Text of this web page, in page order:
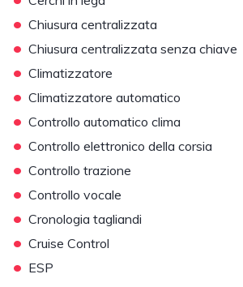
• Chiusura centralizzata
• Chiusura centralizzata senza chiave
• Climatizzatore
• Climatizzatore automatico
• Controllo automatico clima
• Controllo elettronico della corsia
• Controllo trazione
• Controllo vocale
• Cronologia tagliandi
• Cruise Control
• ESP